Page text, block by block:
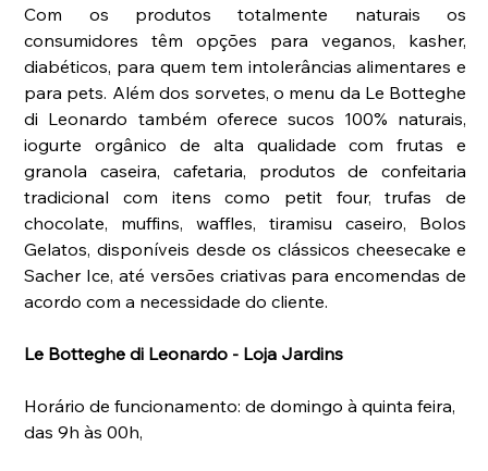
Com os produtos totalmente naturais os
consumidores têm opções para veganos, kasher,
diabéticos, para quem tem intolerâncias alimentares e
para pets. Além dos sorvetes, o menu da Le Botteghe
di Leonardo também oferece sucos 100% naturais,
iogurte orgânico de alta qualidade com frutas e
granola caseira, cafetaria, produtos de confeitaria
tradicional com itens como petit four, trufas de
chocolate, muffins, waffles, tiramisu caseiro, Bolos
Gelatos, disponíveis desde os clássicos cheesecake e
Sacher Ice, até versões criativas para encomendas de
acordo com a necessidade do cliente.
Le Botteghe di Leonardo - Loja Jardins
Horário de funcionamento: de domingo à quinta feira,
das 9h às 00h,